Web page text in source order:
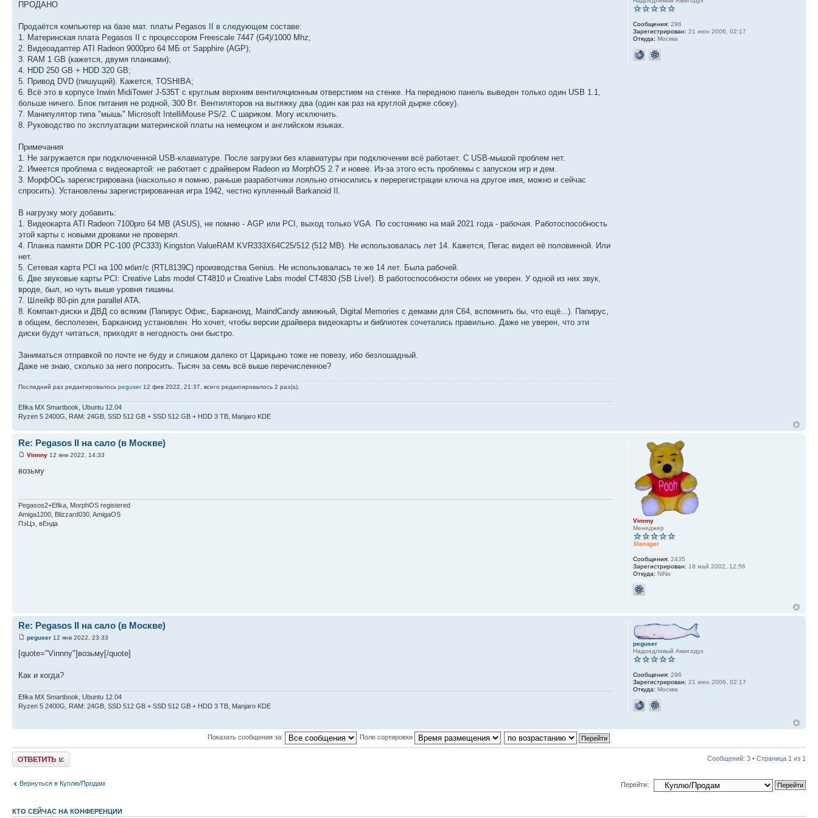
ПРОДАНО
Продаётся компьютер на базе мат. платы Pegasos II в следующем составе:
1. Материнская плата Pegasos II с процессором Freescale 7447 (G4)/1000 Mhz;
2. Видеоадаптер ATI Radeon 9000pro 64 МБ от Sapphire (AGP);
3. RAM 1 GB (кажется, двумя планками);
4. HDD 250 GB + HDD 320 GB;
5. Привод DVD (пишущий). Кажется, TOSHIBA;
6. Всё это в корпусе Inwin MidiTower J-535T с круглым верхним вентиляционным отверстием на стенке. На переднюю панель выведен только один USB 1.1,
больше ничего. Блок питания не родной, 300 Вт. Вентиляторов на вытяжку два (один как раз на круглой дырке сбоку).
7. Манипулятор типа "мышь" Microsoft IntelliMouse PS/2. С шариком. Могу исключить.
8. Руководство по эксплуатации материнской платы на немецком и английском языках.
Примечания
1. Не загружается при подключенной USB-клавиатуре. После загрузки без клавиатуры при подключении всё работает. С USB-мышой проблем нет.
2. Имеется проблема с видеокартой: не работает с драйвером Radeon из MorphOS 2.7 и новее. Из-за этого есть проблемы с запуском игр и дем.
3. МорфОСь зарегистрирована (насколько я помню, раньше разработчики лояльно относились к перерегистрации ключа на другое имя, можно и сейчас
спросить). Установлены зарегистрированная игра 1942, честно купленный Barkanoid II.
В нагрузку могу добавить:
1. Видеокарта ATI Radeon 7100pro 64 MB (ASUS), не помню - AGP или PCI, выход только VGA. По состоянию на май 2021 года - рабочая. Работоспособность
этой карты с новыми дровами не проверял.
4. Планка памяти DDR PC-100 (PC333) Kingston ValueRAM KVR333X64C25/512 (512 MB). Не использовалась лет 14. Кажется, Пегас видел её половинной. Или
нет.
5. Сетевая карта PCI на 100 мбит/с (RTL8139C) производства Genius. Не использовалась те же 14 лет. Была рабочей.
6. Две звуковые карты PCI: Creative Labs model CT4810 и Creative Labs model CT4830 (SB Live!). В работоспособности обеих не уверен. У одной из них звук,
вроде, был, но чуть выше уровня тишины.
7. Шлейф 80-pin для parallel ATA.
8. Компакт-диски и ДВД со всяким (Папирус Офис, Барканоид, MaindCandy амижный, Digital Memories с демами для С64, вспомнить бы, что ещё...). Папирус,
в общем, бесполезен, Барканоид установлен. Но хочет, чтобы версии драйвера видеокарты и библиотек сочетались правильно. Даже не уверен, что эти
диски будут читаться, приходят в негодность они быстро.
Заниматься отправкой по почте не буду и слишком далеко от Царицыно тоже не повезу, ибо безлошадный.
Даже не знаю, сколько за него попросить. Тысяч за семь всё выше перечисленное?
Последний раз редактировалось peguser12 фев 2022, 21:37, всего редактировалось 2 раз(а).
Efika MX Smartbook, Ubuntu 12.04
Ryzen 5 2400G, RAM: 24GB, SSD 512 GB + SSD 512 GB + HDD 3 TB, Manjaro KDE
Сообщения: 296
Зарегистрирован: 21 июн 2006, 02:17
Откуда: Москва
Re: Pegasos II на сало (в Москве)
Vinnny 12 янв 2022, 14:33
возьму
Pegasos2+Efika, MorphOS registered
Amiga1200, Blizzard030, AmigaOS
ПэЦэ, вЕнда
Vinnny
Менеджер
Сообщения: 2435
Зарегистрирован: 18 май 2002, 12:56
Откуда: NiNo
Re: Pegasos II на сало (в Москве)
peguser 12 янв 2022, 23:33
[quote="Vinnny"]возьму[/quote]
Как и когда?
Efika MX Smartbook, Ubuntu 12.04
Ryzen 5 2400G, RAM: 24GB, SSD 512 GB + SSD 512 GB + HDD 3 TB, Manjaro KDE
peguser
Надоедливый Амигодух
Сообщения: 296
Зарегистрирован: 21 июн 2006, 02:17
Откуда: Москва
Показать сообщения за: Поле сортировки
Ответить Сообщений: 3 • Страница 1 из 1
Вернуться в Куплю/Продам Перейти:
КТО СЕЙЧАС НА КОНФЕРЕНЦИИ